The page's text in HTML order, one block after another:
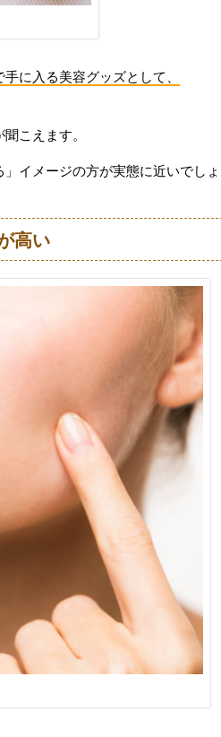
に入る美容グッズとして、
こえます。
イメージの方が実態に近いでしょ
高い